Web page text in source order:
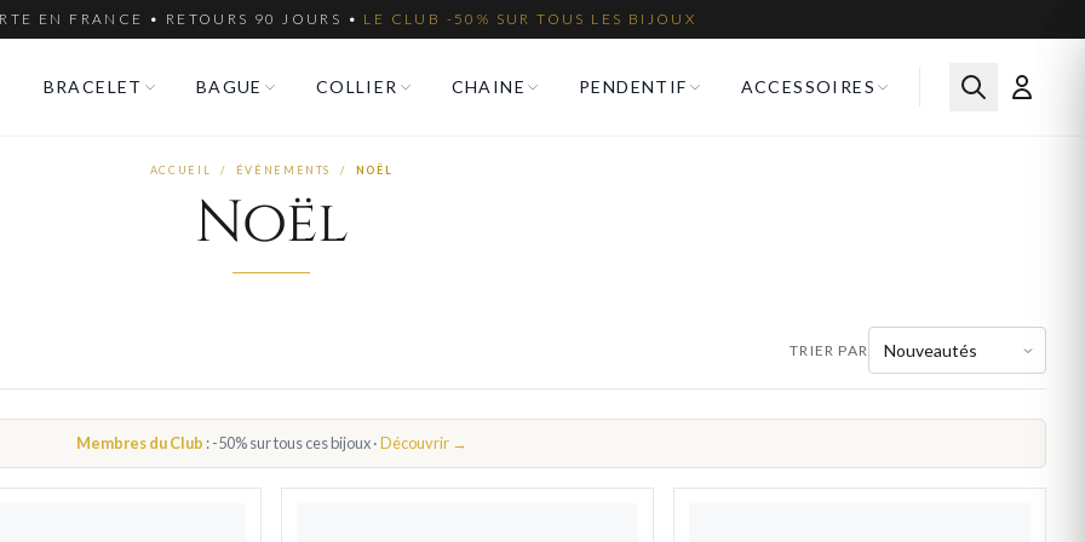
EN FRANCE • RETOURS 90 JOURS • LE CLUB -50% SUR TOUS LES BIJOUX
BRACELET BAGUE COLLIER CHAINE PENDENTIF ACCESSOIRES
ACCUEIL / ÉVÉNEMENTS / NOËL
Noël
TRIER PAR
Membres du Club : -50% sur tous ces bijoux ·Découvrir →